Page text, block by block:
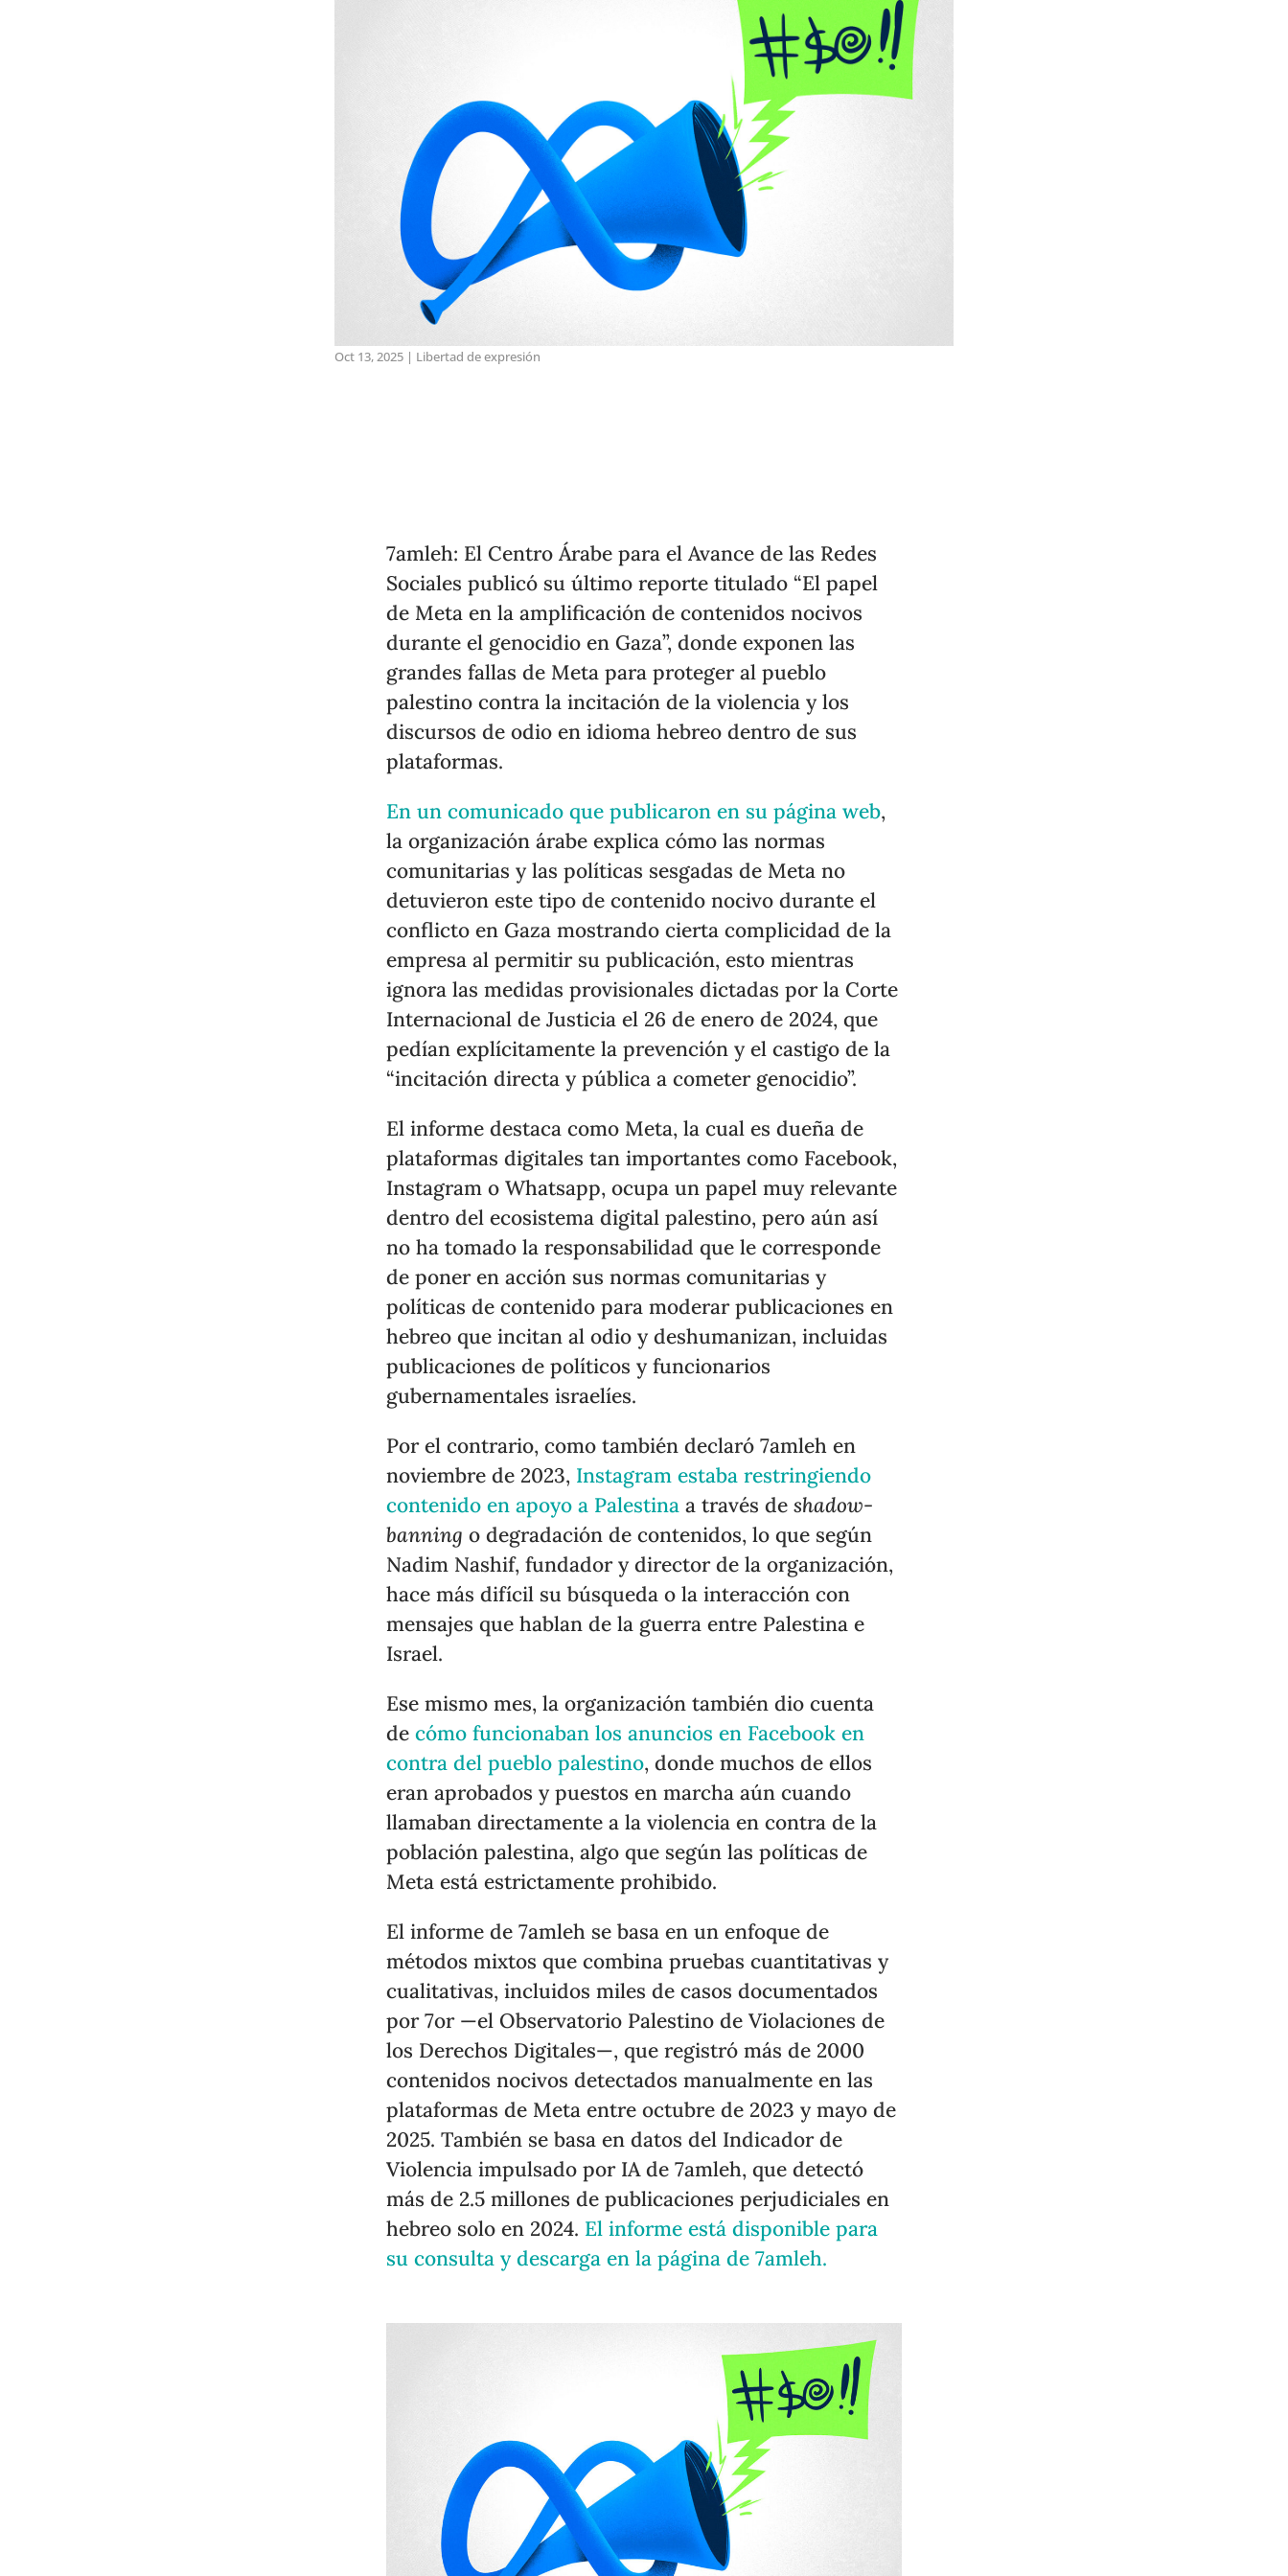
Oct 13, 2025 | Libertad de expresión
7amleh: El Centro Árabe para el Avance de las Redes
Sociales publicó su último reporte titulado “El papel
de Meta en la amplificación de contenidos nocivos
durante el genocidio en Gaza”, donde exponen las
grandes fallas de Meta para proteger al pueblo
palestino contra la incitación de la violencia y los
discursos de odio en idioma hebreo dentro de sus
plataformas.
En un comunicado que publicaron en su página web,
la organización árabe explica cómo las normas
comunitarias y las políticas sesgadas de Meta no
detuvieron este tipo de contenido nocivo durante el
conflicto en Gaza mostrando cierta complicidad de la
empresa al permitir su publicación, esto mientras
ignora las medidas provisionales dictadas por la Corte
Internacional de Justicia el 26 de enero de 2024, que
pedían explícitamente la prevención y el castigo de la
“incitación directa y pública a cometer genocidio”.
El informe destaca como Meta, la cual es dueña de
plataformas digitales tan importantes como Facebook,
Instagram o Whatsapp, ocupa un papel muy relevante
dentro del ecosistema digital palestino, pero aún así
no ha tomado la responsabilidad que le corresponde
de poner en acción sus normas comunitarias y
políticas de contenido para moderar publicaciones en
hebreo que incitan al odio y deshumanizan, incluidas
publicaciones de políticos y funcionarios
gubernamentales israelíes.
Por el contrario, como también declaró 7amleh en
noviembre de 2023, Instagram estaba restringiendo
contenido en apoyo a Palestina a través deshadow-
banning o degradación de contenidos, lo que según
Nadim Nashif, fundador y director de la organización,
hace más difícil su búsqueda o la interacción con
mensajes que hablan de la guerra entre Palestina e
Israel.
Ese mismo mes, la organización también dio cuenta
decómo funcionaban los anuncios en Facebook en
contra del pueblo palestino, donde muchos de ellos
eran aprobados y puestos en marcha aún cuando
llamaban directamente a la violencia en contra de la
población palestina, algo que según las políticas de
Meta está estrictamente prohibido.
El informe de 7amleh se basa en un enfoque de
métodos mixtos que combina pruebas cuantitativas y
cualitativas, incluidos miles de casos documentados
por 7or —el Observatorio Palestino de Violaciones de
los Derechos Digitales—, que registró más de 2000
contenidos nocivos detectados manualmente en las
plataformas de Meta entre octubre de 2023 y mayo de
2025. También se basa en datos del Indicador de
Violencia impulsado por IA de 7amleh, que detectó
más de 2.5 millones de publicaciones perjudiciales en
hebreo solo en 2024. El informe está disponible para
su consulta y descarga en la página de 7amleh.